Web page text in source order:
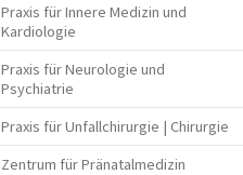
Praxis für Innere Medizin und
Kardiologie
Praxis für Neurologie und
Psychiatrie
Praxis für Unfallchirurgie | Chirurgie
Zentrum für Pränatalmedizin